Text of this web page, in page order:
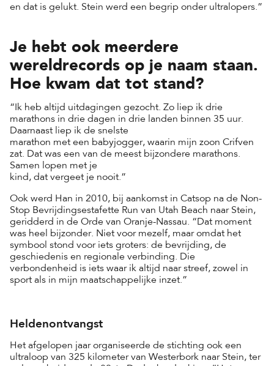
en dat is gelukt. Stein werd een begrip onder ultralopers.”
Je hebt ook meerdere
wereldrecords op je naam staan.
Hoe kwam dat tot stand?
“Ik heb altijd uitdagingen gezocht. Zo liep ik drie
marathons in drie dagen in drie landen binnen 35 uur.
Daarnaast liep ik de snelste
marathon met een babyjogger, waarin mijn zoon Crifven
zat. Dat was een van de meest bijzondere marathons.
Samen lopen met je
kind, dat vergeet je nooit.”
Ook werd Han in 2010, bij aankomst in Catsop na de Non-
Stop Bevrijdingsestafette Run van Utah Beach naar Stein,
geridderd in de Orde van Oranje-Nassau. “Dat moment
was heel bijzonder. Niet voor mezelf, maar omdat het
symbool stond voor iets groters: de bevrijding, de
geschiedenis en regionale verbinding. Die
verbondenheid is iets waar ik altijd naar streef, zowel in
sport als in mijn maatschappelijke inzet.”
Heldenontvangst
Het afgelopen jaar organiseerde de stichting ook een
ultraloop van 325 kilometer van Westerbork naar Stein, ter